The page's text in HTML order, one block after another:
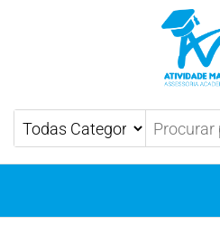
Atividade Mapa